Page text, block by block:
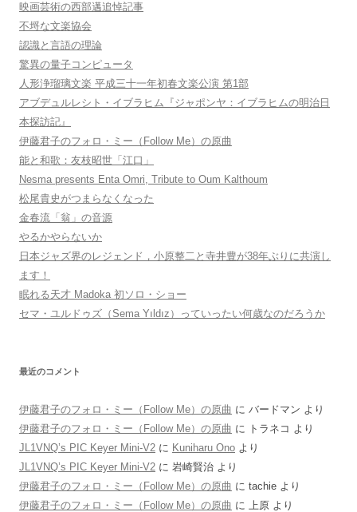
映画芸術の西部邁追悼記事
不埒な文楽協会
認識と言語の理論
驚異の量子コンピュータ
人形浄瑠璃文楽 平成三十一年初春文楽公演 第1部
アブデュルレシト・イブラヒム『ジャポンヤ：イブラヒムの明治日
本探訪記』
伊藤君子のフォロ・ミー（Follow Me）の原曲
能と和歌：友枝昭世「江口」
Nesma presents Enta Omri, Tribute to Oum Kalthoum
松尾貴史がつまらなくなった
金春流「翁」の音源
やるかやらないか
日本ジャズ界のレジェンド，小原整二と寺井豊が38年ぶりに共演し
ます！
眠れる天才 Madoka 初ソロ・ショー
セマ・ユルドゥズ（Sema Yıldız）っていったい何歳なのだろうか
最近のコメント
伊藤君子のフォロ・ミー（Follow Me）の原曲 に バードマン より
伊藤君子のフォロ・ミー（Follow Me）の原曲 に トラネコ より
JL1VNQ’s PIC Keyer Mini-V2 に Kuniharu Ono より
JL1VNQ’s PIC Keyer Mini-V2 に 岩崎賢治 より
伊藤君子のフォロ・ミー（Follow Me）の原曲 に tachie より
伊藤君子のフォロ・ミー（Follow Me）の原曲 に 上原 より